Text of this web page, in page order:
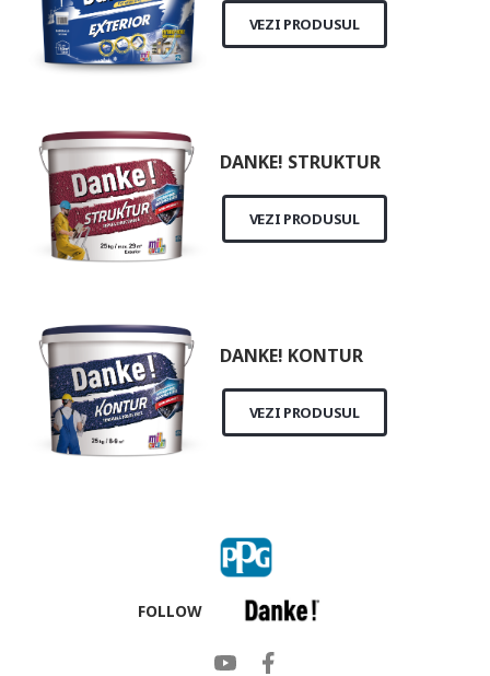
VEZI PRODUSUL
DANKE! STRUKTUR
VEZI PRODUSUL
DANKE! KONTUR
VEZI PRODUSUL
FOLLOW